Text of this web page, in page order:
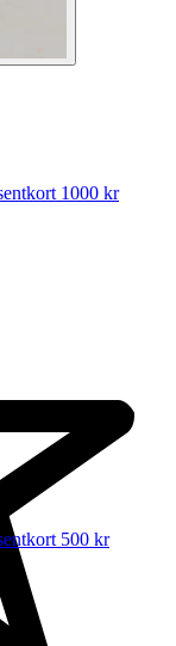
1000 kr
500 kr